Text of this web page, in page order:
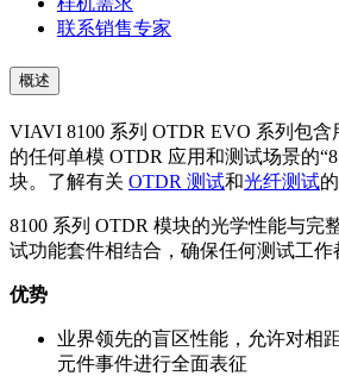
联系销售专家
概述
VIAVI 8100 系列 OTDR EVO 系列包
的任何单模 OTDR 应用和测试场景的
块。了解有关 OTDR 测试和光纤测试
8100 系列 OTDR 模块的光学性能与完
试功能套件相结合，确保任何测试工作
优势
业界领先的盲区性能，允许对相
元件事件进行全面表征